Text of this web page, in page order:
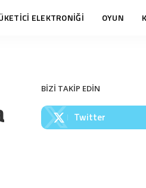
ELEKTRONİĞİ OYUN
BİZİ TAKİP EDİN
Twitter